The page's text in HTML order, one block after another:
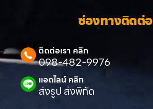
ช่องทางติดต่อ
ติดต่อเรา คลิก
098-482-9976
แอดไลน์ คลิก
ส่งรูป ส่งพิกัด